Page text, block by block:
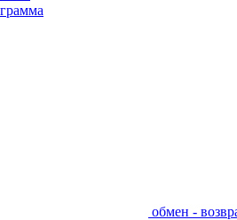
обмен -